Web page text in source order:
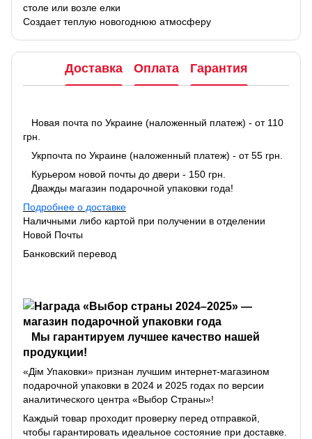
столе или возле елки
Создает теплую новогоднюю атмосферу
Доставка Оплата Гарантия
Новая почта по Украине (наложенный платеж) - от 110
грн.
Укрпочта по Украине (наложенный платеж) - от 55 грн.
Курьером новой почты до двери - 150 грн.
Дважды магазин подарочной упаковки года!
Подробнее о доставке
Наличными либо картой при получении в отделении
Новой Почты
Банковский перевод
Мы гарантируем лучшее качество нашей
продукции!
«Дім Упаковки» признан лучшим интернет-магазином
подарочной упаковки в 2024 и 2025 годах по версии
аналитического центра «Выбор Страны»!
Каждый товар проходит проверку перед отправкой,
чтобы гарантировать идеальное состояние при доставке.